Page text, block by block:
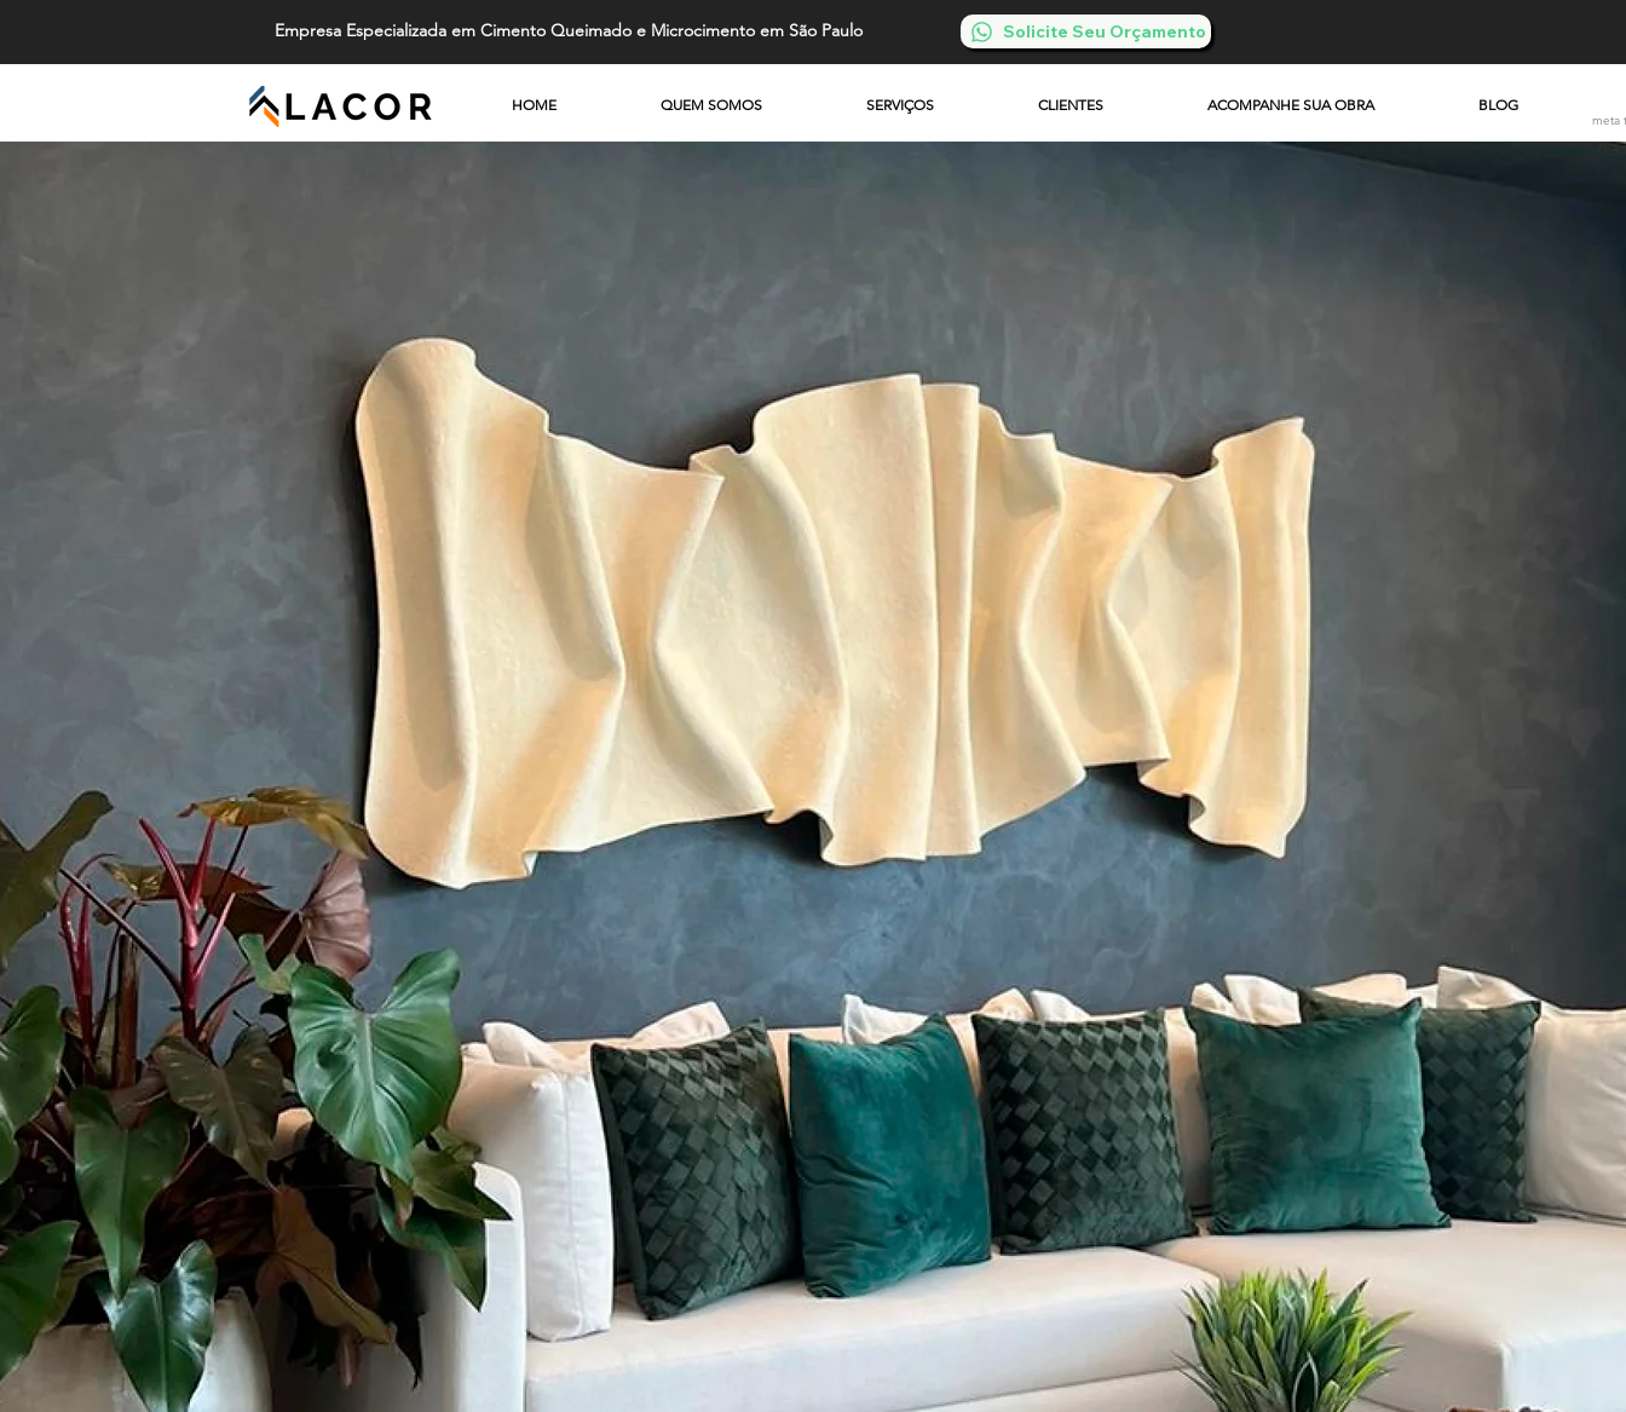
Empresa Especializada em Cimento Queimado e Microcimento em São Paulo Solicite Seu Orçamento
HOME QUEM SOMOS SERVIÇOS CLIENTES ACOMPANHE SUA OBRA BLOG
meta